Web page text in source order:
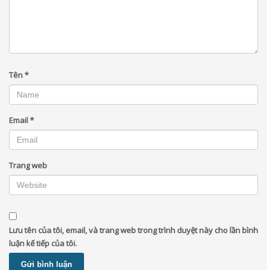
Tên*
Email*
Trang web
Lưu tên của tôi, email, và trang web trong trình duyệt này cho lần bình
luận kế tiếp của tôi.